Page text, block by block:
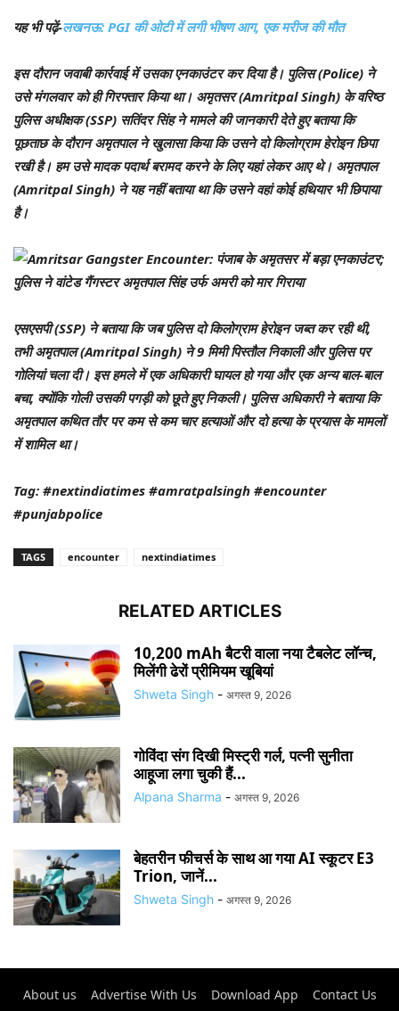
यह भी पढ़ें-लखनऊ: PGI की ओटी में लगी भीषण आग, एक मरीज की मौत
इस दौरान जवाबी कार्रवाई में उसका एनकाउंटर कर दिया है। पुलिस (Police) ने
उसे मंगलवार को ही गिरफ्तार किया था। अमृतसर (Amritpal Singh) के वरिष्ठ
पुलिस अधीक्षक (SSP) सतिंदर सिंह ने मामले की जानकारी देते हुए बताया कि
पूछताछ के दौरान अमृतपाल ने खुलासा किया कि उसने दो किलोग्राम हेरोइन छिपा
रखी है। हम उसे मादक पदार्थ बरामद करने के लिए यहां लेकर आए थे। अमृतपाल
(Amritpal Singh) ने यह नहीं बताया था कि उसने वहां कोई हथियार भी छिपाया
है।
एसएसपी (SSP) ने बताया कि जब पुलिस दो किलोग्राम हेरोइन जब्त कर रही थी,
तभी अमृतपाल (Amritpal Singh) ने 9 मिमी पिस्तौल निकाली और पुलिस पर
गोलियां चला दी। इस हमले में एक अधिकारी घायल हो गया और एक अन्य बाल-बाल
बचा, क्योंकि गोली उसकी पगड़ी को छूते हुए निकली। पुलिस अधिकारी ने बताया कि
अमृतपाल कथित तौर पर कम से कम चार हत्याओं और दो हत्या के प्रयास के मामलों
में शामिल था।
Tag: #nextindiatimes #amratpalsingh #encounter
#punjabpolice
TAGS encounter nextindiatimes
RELATED ARTICLES
10,200 mAh बैटरी वाला नया टैबलेट लॉन्च,
मिलेंगी ढेरों प्रीमियम खूबियां
Shweta Singh - अगस्त 9, 2026
गोविंदा संग दिखी मिस्ट्री गर्ल, पत्नी सुनीता
आहूजा लगा चुकी हैं...
Alpana Sharma - अगस्त 9, 2026
बेहतरीन फीचर्स के साथ आ गया AI स्कूटर E3
Trion, जानें...
Shweta Singh - अगस्त 9, 2026
About us Advertise With Us Download App Contact Us